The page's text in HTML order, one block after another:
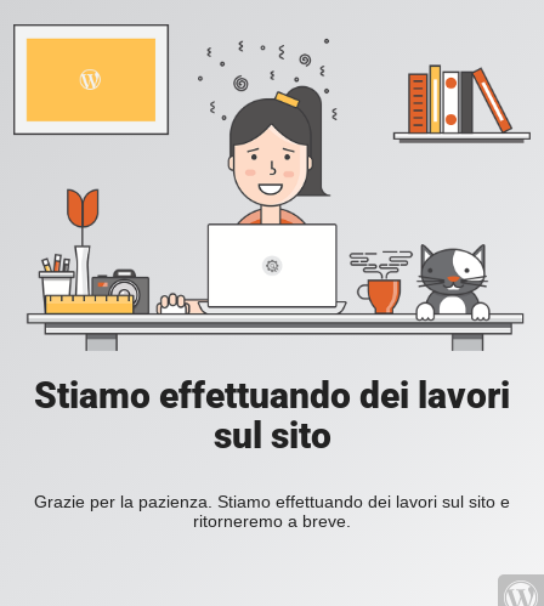
Stiamo effettuando dei lavori
sul sito
Grazie per la pazienza. Stiamo effettuando dei lavori sul sito e
ritorneremo a breve.